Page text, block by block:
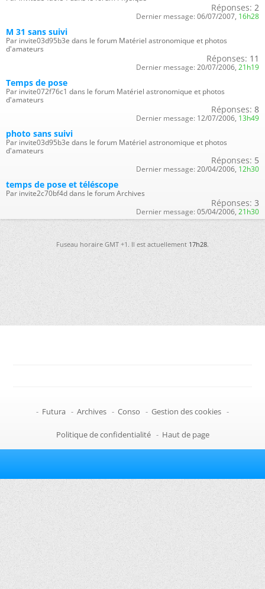
Réponses: 2
Dernier message: 06/07/2007, 16h28
M 31 sans suivi
Par invite03d95b3e dans le forum Matériel astronomique et photos
d'amateurs
Réponses: 11
Dernier message: 20/07/2006, 21h19
Temps de pose
Par invite072f76c1 dans le forum Matériel astronomique et photos
d'amateurs
Réponses: 8
Dernier message: 12/07/2006, 13h49
photo sans suivi
Par invite03d95b3e dans le forum Matériel astronomique et photos
d'amateurs
Réponses: 5
Dernier message: 20/04/2006, 12h30
temps de pose et téléscope
Par invite2c70bf4d dans le forum Archives
Réponses: 3
Dernier message: 05/04/2006, 21h30
Fuseau horaire GMT +1. Il est actuellement17h28.
- Futura - Archives - Conso - Gestion des cookies -
Politique de confidentialité - Haut de page